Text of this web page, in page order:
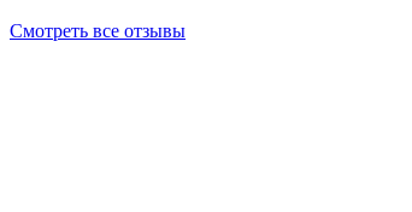
Смотреть все отзывы